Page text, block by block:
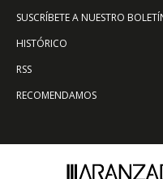
SUSCRÍBETE A NUESTRO
HISTÓRICO
RSS
RECOMENDAMOS